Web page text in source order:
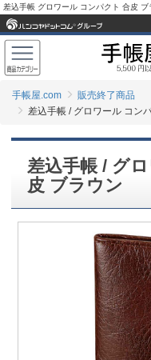
手帳屋.com
販売終了商品
差込手帳 / グロワール コン
差込手帳 / グ
皮 ブラウン